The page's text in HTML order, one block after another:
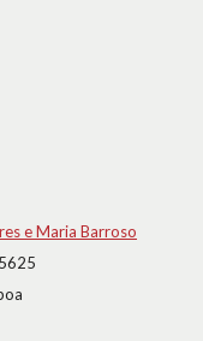
e Maria Barroso